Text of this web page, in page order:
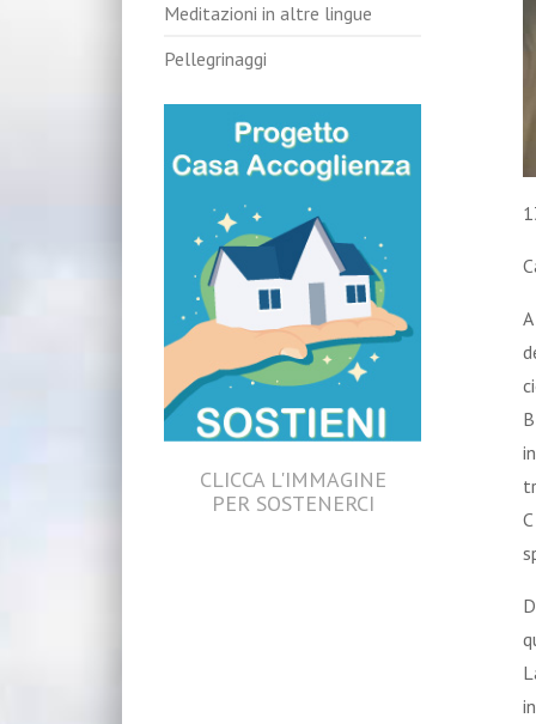
Meditazioni in altre lingue
Pellegrinaggi
CLICCA L'IMMAGINE
PER SOSTENERCI